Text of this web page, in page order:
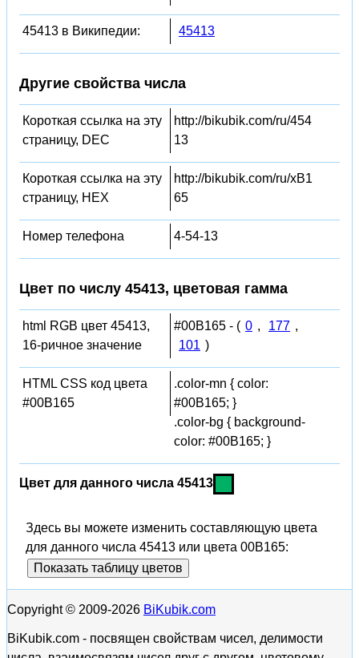
45413 в Википедии: 45413
Другие свойства числа
Короткая ссылка на эту
страницу, DEC
http://bikubik.com/ru/454
13
Короткая ссылка на эту
страницу, HEX
http://bikubik.com/ru/xB1
65
Номер телефона 4-54-13
Цвет по числу 45413, цветовая гамма
html RGB цвет 45413,
16-ричное значение
#00B165 - ( 0 , 177 ,
101 )
HTML CSS код цвета
#00B165
.color-mn { color:
#00B165; }
.color-bg { background-
color: #00B165; }
Цвет для данного числа 45413
Здесь вы можете изменить составляющую цвета
для данного числа 45413 или цвета 00B165:
Показать таблицу цветов
Copyright © 2009-2026 BiKubik.com
BiKubik.com - посвящен свойствам чисел, делимости